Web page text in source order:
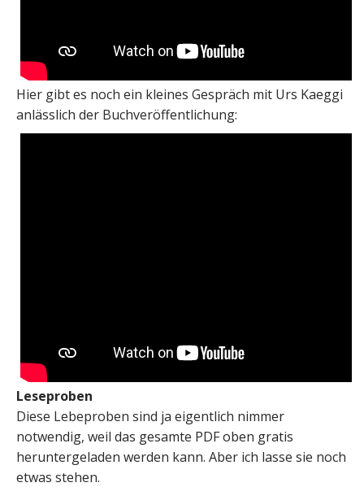
Hier gibt es noch ein kleines Gespräch mit Urs Kaeggi
anlässlich der Buchveröffentlichung:
Leseproben
Diese Lebeproben sind ja eigentlich nimmer
notwendig, weil das gesamte PDF oben gratis
heruntergeladen werden kann. Aber ich lasse sie noch
etwas stehen.